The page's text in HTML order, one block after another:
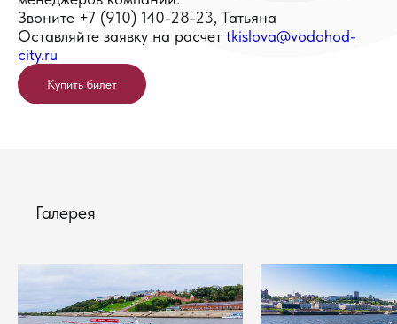
Звоните +7 (910) 140-28-23, Татьяна
Оставляйте заявку на расчет tkislova@vodohod-
city.ru
Купить билет
Галерея